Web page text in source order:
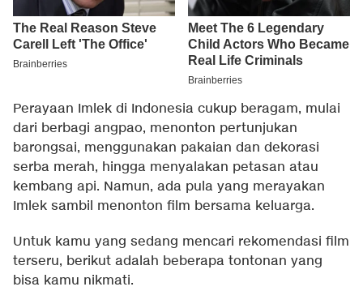
Perayaan Imlek di Indonesia cukup beragam, mulai
dari berbagi angpao, menonton pertunjukan
barongsai, menggunakan pakaian dan dekorasi
serba merah, hingga menyalakan petasan atau
kembang api. Namun, ada pula yang merayakan
Imlek sambil menonton film bersama keluarga.
Untuk kamu yang sedang mencari rekomendasi film
terseru, berikut adalah beberapa tontonan yang
bisa kamu nikmati.